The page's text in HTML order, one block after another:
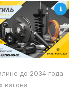
до 2034 года
вагона